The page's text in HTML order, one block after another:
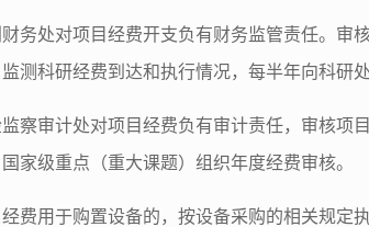
务处对项目经费开支负有财务监管责任。审
测科研经费到达和执行情况，每半年向科研
察审计处对项目经费负有审计责任，审核项
家级重点（重大课题）组织年度经费审核。
费用于购置设备的，按设备采购的相关规定